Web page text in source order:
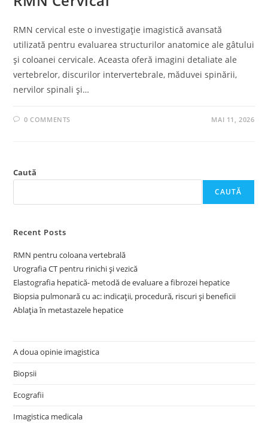
RMN cervical este o investigație imagistică avansată
utilizată pentru evaluarea structurilor anatomice ale gâtului
și coloanei cervicale. Aceasta oferă imagini detaliate ale
vertebrelor, discurilor intervertebrale, măduvei spinării,
nervilor spinali și…
0 COMMENTS MAI 11, 2026
Caută
CAUTĂ
Recent Posts
RMN pentru coloana vertebrală
Urografia CT pentru rinichi și vezică
Elastografia hepatică- metodă de evaluare a fibrozei hepatice
Biopsia pulmonară cu ac: indicații, procedură, riscuri și beneficii
Ablația în metastazele hepatice
A doua opinie imagistica
Biopsii
Ecografii
Imagistica medicala